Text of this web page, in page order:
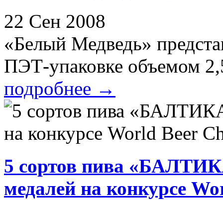
22 Сен 2008
«Белый Медведь»
ПЭТ-упаковке объемом
подробнее →
5 сортов пива
медалей на конкурсе